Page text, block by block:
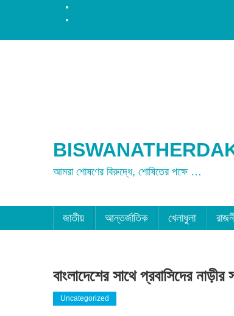
আমরা শোষণের বিরুদ্ধে, শোষিতের পক্ষে …
জাতীয় আন্তর্জাতিক খেলাধুলা
বাংলাদেশের সাথে প্রবাসিদের নাড়ীর
Uncategorized